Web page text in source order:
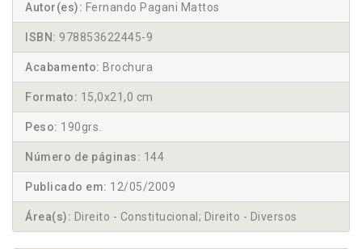
Autor(es): Fernando Pagani Mattos
ISBN: 978853622445-9
Acabamento: Brochura
Formato: 15,0x21,0 cm
Peso: 190grs.
Número de páginas: 144
Publicado em: 12/05/2009
Área(s): Direito - Constitucional; Direito - Diversos